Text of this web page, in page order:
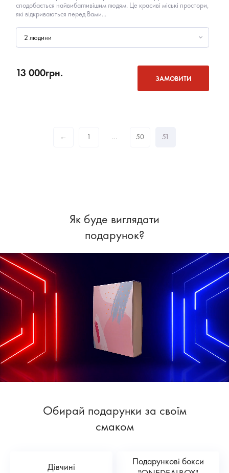
сподобається найвибагливішим людям. Це красиві міські простори,
які відкриваються перед Вами...
2 людини
13 000грн. ЗАМОВИТИ
← 1 … 50 51
Як буде виглядати
подарунок?
Обирай подарунки за своїм
смаком
Дівчині
Подарункові бокси